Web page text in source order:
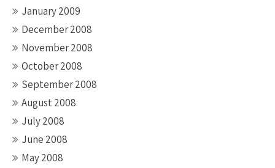
January 2009
December 2008
November 2008
October 2008
September 2008
August 2008
July 2008
June 2008
May 2008